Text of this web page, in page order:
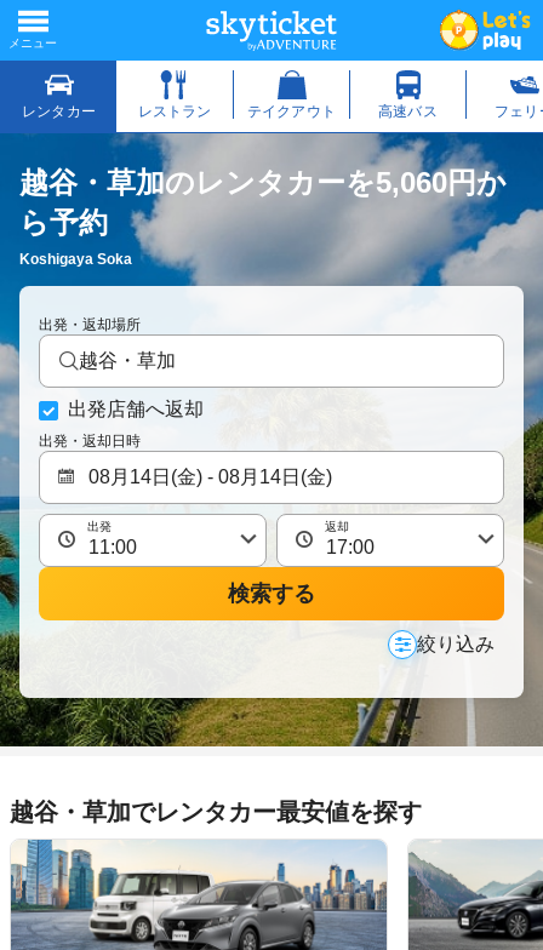
越谷・草加のレンタカーを5,060円か
ら予約
Koshigaya Soka
出発・返却場所
越谷・草加
出発店舗へ返却
出発・返却日時
出発 返却
検索する
絞り込み
越谷・草加でレンタカー最安値を探す